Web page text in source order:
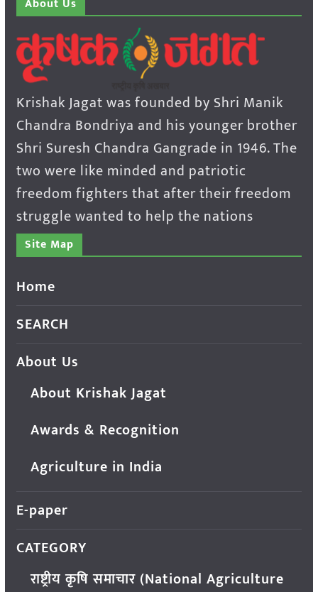
About Us
Krishak Jagat was founded by Shri Manik
Chandra Bondriya and his younger brother
Shri Suresh Chandra Gangrade in 1946. The
two were like minded and patriotic
freedom fighters that after their freedom
struggle wanted to help the nations
Site Map
Home
SEARCH
About Us
About Krishak Jagat
Awards & Recognition
Agriculture in India
E-paper
CATEGORY
राष्ट्रीय कृषि समाचार (National Agriculture